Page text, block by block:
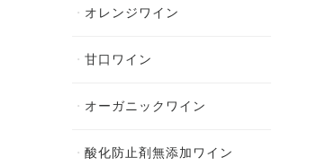
オレンジワイン
甘口ワイン
オーガニックワイン
酸化防止剤無添加ワイン